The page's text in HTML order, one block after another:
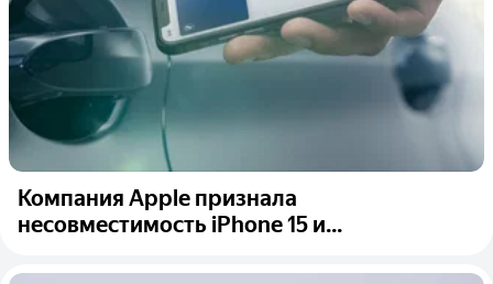
Компания Apple признала
несовместимость iPhone 15 и...